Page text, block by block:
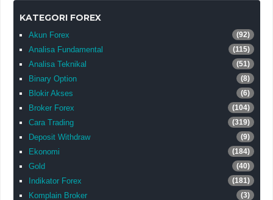
KATEGORI FOREX
Akun Forex (92)
Analisa Fundamental (115)
Analisa Teknikal (51)
Binary Option (8)
Blokir Akses (6)
Broker Forex (104)
Cara Trading (319)
Deposit Withdraw (9)
Ekonomi (184)
Gold (40)
Indikator Forex (181)
Komplain Broker (3)